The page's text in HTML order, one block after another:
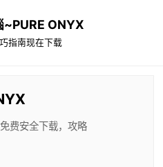
~PURE ONYX
指南现在下载
费安全下载，攻略